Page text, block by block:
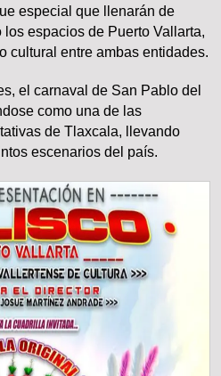
especial que llenarán de
espacios de Puerto Vallarta,
cultural entre ambas entidades.
el carnaval de San Pablo del
como una de las
de Tlaxcala, llevando
escenarios del país.